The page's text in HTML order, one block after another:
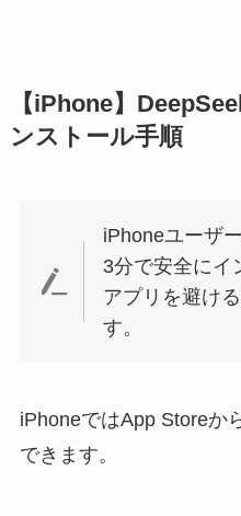
【iPhone】
ンストール手順
iPhoneユーザ
3分で安全にイ
アプリを避け
す。
iPhoneではApp Storeか
できます。